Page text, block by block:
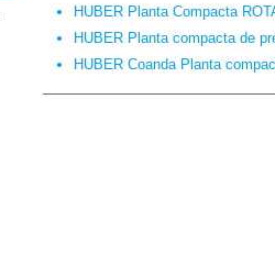
HUBER Planta Compacta
HUBER Planta compacta de
HUBER Coanda Planta